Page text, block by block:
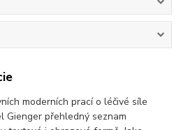
moderních prací o léčivé síle
Gienger přehledný seznam